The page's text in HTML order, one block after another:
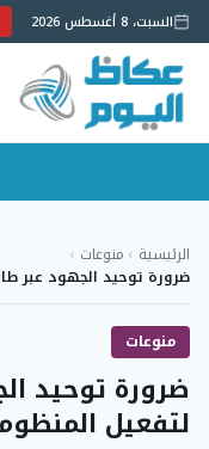
السبت، 8 أغسطس 2026
إلى
المحتوى
الرئيسية › منوعات ›
ضرورة توحيد الجهود عبر
منوعات
ضرورة توحيد
لتفعيل